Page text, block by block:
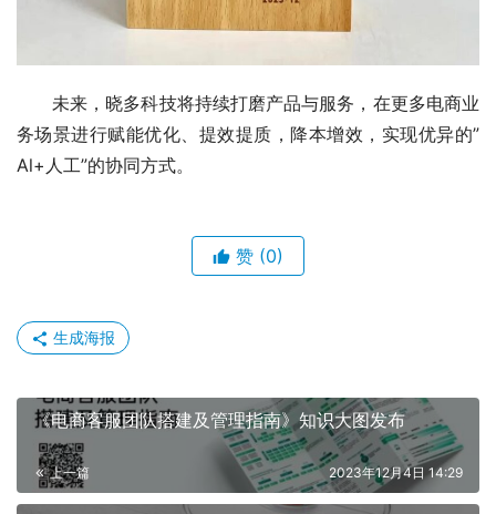
未来，晓多科技将持续打磨产品与服务，在更多电商业
务场景进行赋能优化、提效提质，降本增效，实现优异的”
Al+人工”的协同方式。
赞 (0)
生成海报
《电商客服团队搭建及管理指南》知识大图发布
上一篇 2023年12月4日 14:29